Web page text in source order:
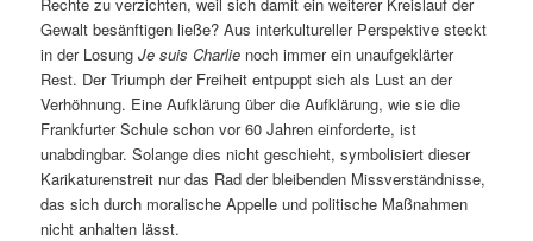
Gewalt besänftigen ließe? Aus interkultureller Perspektive steckt
in der LosungJe suis Charlie noch immer ein unaufgeklärter
Rest. Der Triumph der Freiheit entpuppt sich als Lust an der
Verhöhnung. Eine Aufklärung über die Aufklärung, wie sie die
Frankfurter Schule schon vor 60 Jahren einforderte, ist
unabdingbar. Solange dies nicht geschieht, symbolisiert dieser
Karikaturenstreit nur das Rad der bleibenden Missverständnisse,
das sich durch moralische Appelle und politische Maßnahmen
nicht anhalten lässt.